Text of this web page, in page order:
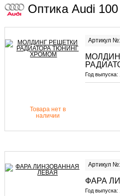
Оптика Audi
Артикул
Год выпуска:
Товара нет в
наличии
Артикул
ФАРА
Год выпуска: